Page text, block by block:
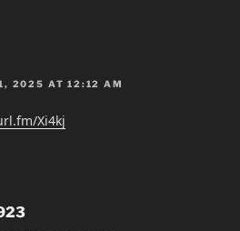
2025 AT 12:12 AM
Xi4kj